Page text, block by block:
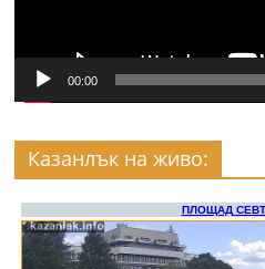
00:00
Казанлък на живо: